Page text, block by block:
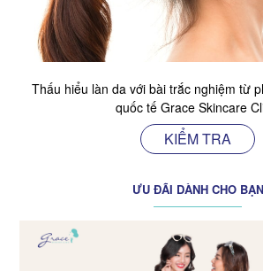
Thấu hiểu làn da với bài trắc nghiệm từ
quốc tế Grace Skincare
KIỂM TRA
ƯU ĐÃI DÀNH CHO BẠN